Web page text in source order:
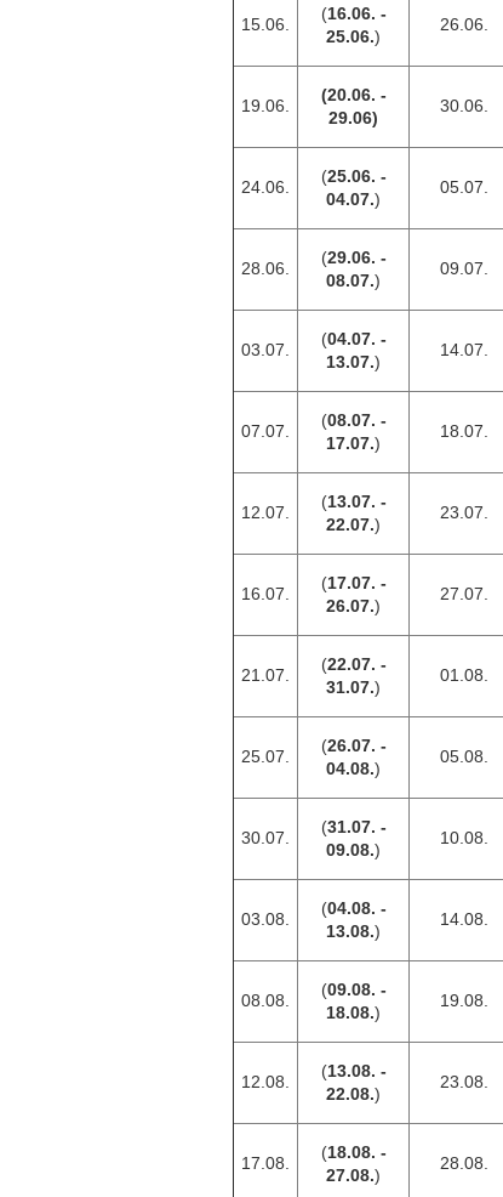
15.06.
(16.06. -
25.06.)
26.06.
19.06.
(20.06. -
29.06)
30.06.
24.06.
(25.06. -
04.07.)
05.07.
28.06.
(29.06. -
08.07.)
09.07.
03.07.
(04.07. -
13.07.)
14.07.
07.07.
(08.07. -
17.07.)
18.07.
12.07.
(13.07. -
22.07.)
23.07.
16.07.
(17.07. -
26.07.)
27.07.
21.07.
(22.07. -
31.07.)
01.08.
25.07.
(26.07. -
04.08.)
05.08.
30.07.
(31.07. -
09.08.)
10.08.
03.08.
(04.08. -
13.08.)
14.08.
08.08.
(09.08. -
18.08.)
19.08.
12.08.
(13.08. -
22.08.)
23.08.
17.08.
(18.08. -
27.08.)
28.08.